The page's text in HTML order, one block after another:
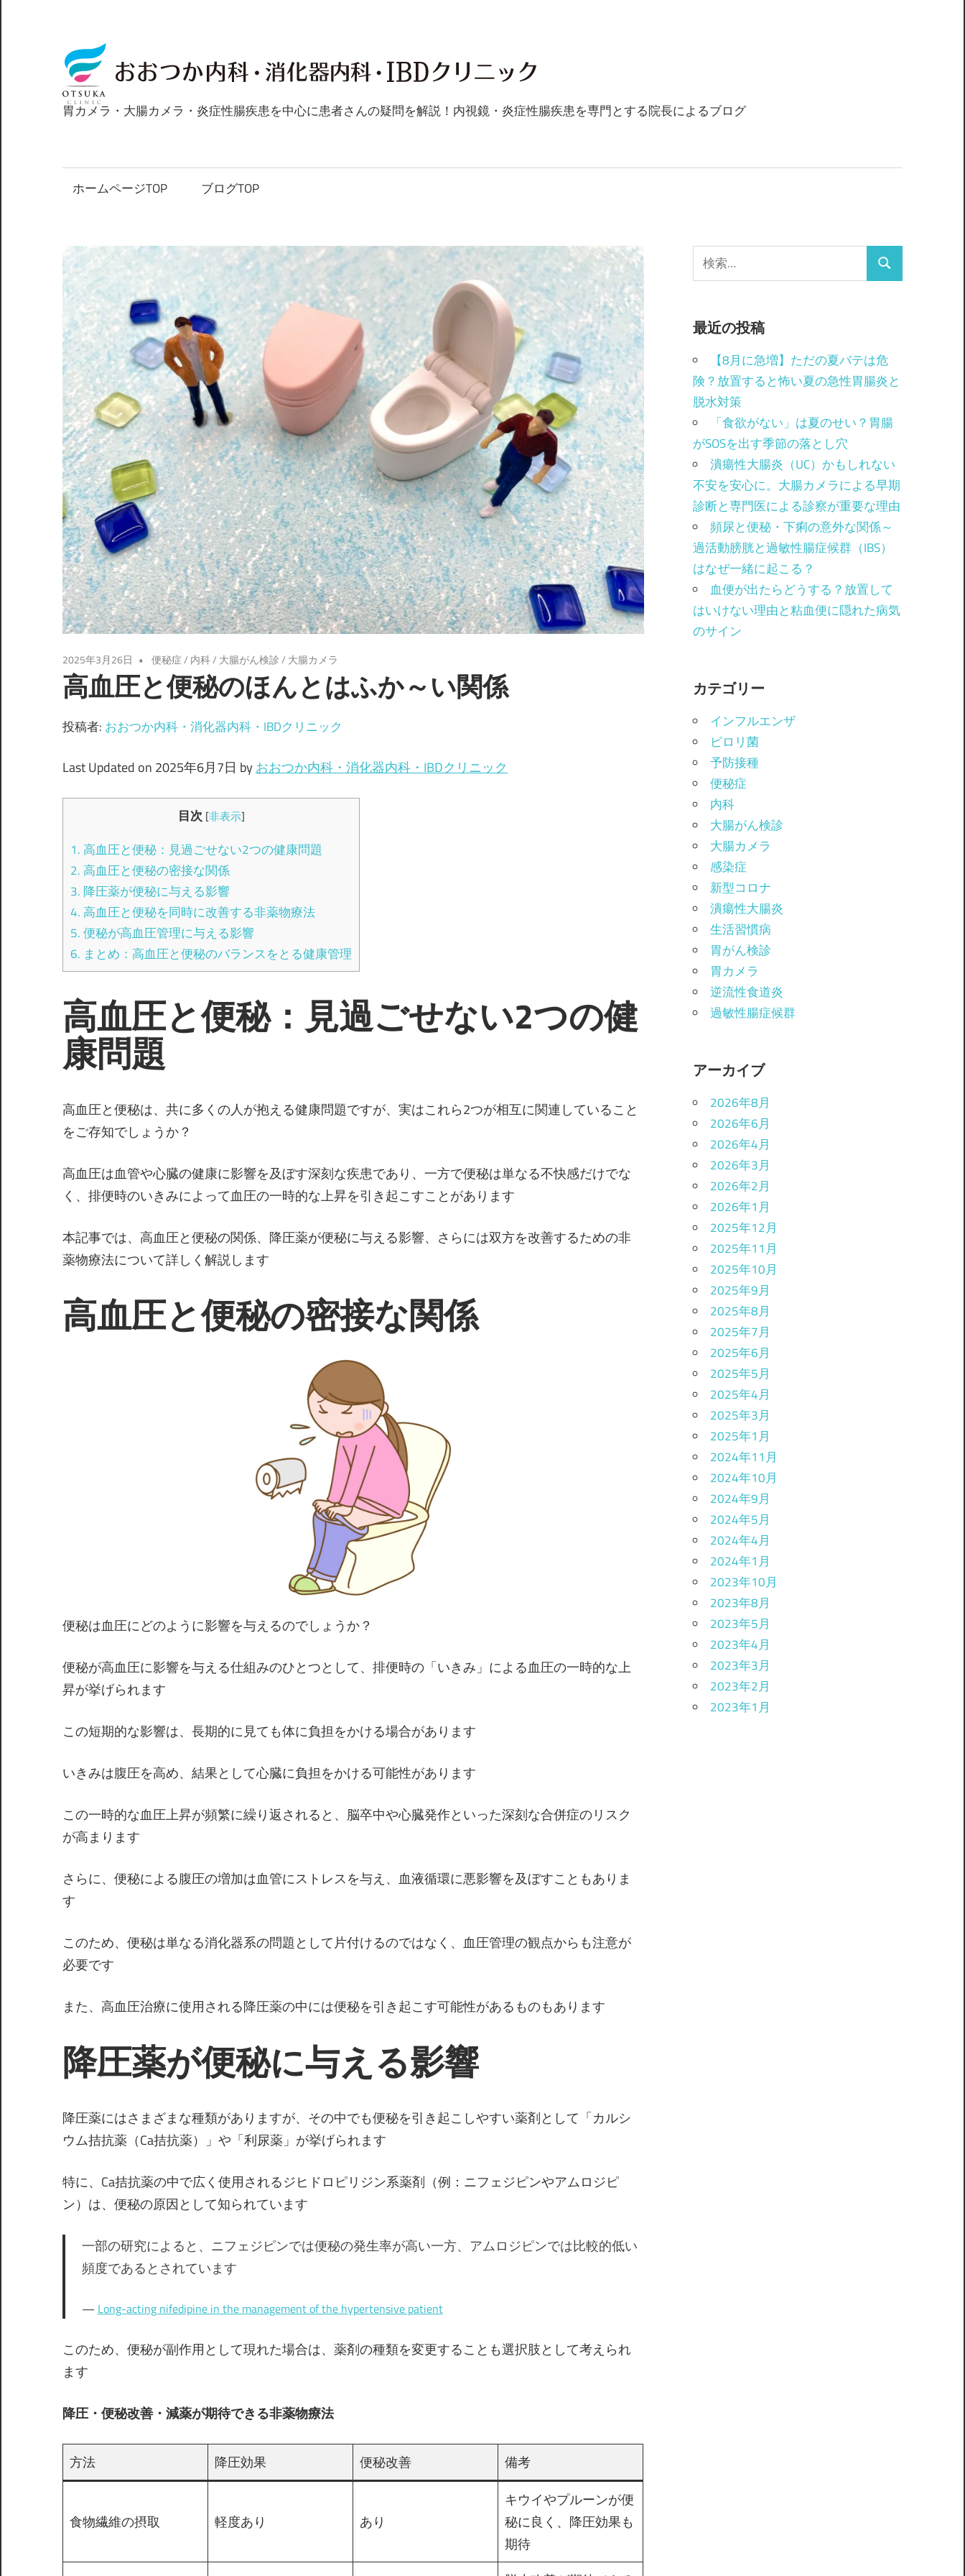
テ
ン
ツ
へ
プ
カ
大
腸
カ
メ
ラ・
炎
症
性
腸
疾
消
器
内
IBD
胃カメラ・大腸カメラ・炎症性腸疾患を中心に患者さんの疑問を解説！内視鏡・炎症性腸疾患を専門とする院長によるブログ
ホームページTOP ブログTOP
2025年3月26日 便秘症/ 内科/ 大腸がん検診/ 大腸カメラ
高血圧と便秘のほんとはふか～い関係
投稿者: おおつか内科・消化器内科・IBDクリニック
Last Updated on 2025年6月7日 byおおつか内科・消化器内科・IBDクリニック
目次 [非表示]
1.高血圧と便秘：見過ごせない2つの健康問題
2.高血圧と便秘の密接な関係
3. 降圧薬が便秘に与える影響
4.高血圧と便秘を同時に改善する非薬物療法
5.便秘が高血圧管理に与える影響
6. まとめ：高血圧と便秘のバランスをとる健康管理
高血圧と便秘：見過ごせない2つの健
康問題
高血圧と便秘は、共に多くの人が抱える健康問題ですが、実はこれら2つが相互に関連していること
をご存知でしょうか？
高血圧は血管や心臓の健康に影響を及ぼす深刻な疾患であり、一方で便秘は単なる不快感だけでな
く、排便時のいきみによって血圧の一時的な上昇を引き起こすことがあります
本記事では、高血圧と便秘の関係、降圧薬が便秘に与える影響、さらには双方を改善するための非
薬物療法について詳しく解説します
高血圧と便秘の密接な関係
便秘は血圧にどのように影響を与えるのでしょうか？
便秘が高血圧に影響を与える仕組みのひとつとして、排便時の「いきみ」による血圧の一時的な上
昇が挙げられます
この短期的な影響は、長期的に見ても体に負担をかける場合があります
いきみは腹圧を高め、結果として心臓に負担をかける可能性があります
この一時的な血圧上昇が頻繁に繰り返されると、脳卒中や心臓発作といった深刻な合併症のリスク
が高まります
さらに、便秘による腹圧の増加は血管にストレスを与え、血液循環に悪影響を及ぼすこともありま
す
このため、便秘は単なる消化器系の問題として片付けるのではなく、血圧管理の観点からも注意が
必要です
また、高血圧治療に使用される降圧薬の中には便秘を引き起こす可能性があるものもあります
降圧薬が便秘に与える影響
降圧薬にはさまざまな種類がありますが、その中でも便秘を引き起こしやすい薬剤として「カルシ
ウム拮抗薬（Ca拮抗薬）」や「利尿薬」が挙げられます
特に、Ca拮抗薬の中で広く使用されるジヒドロピリジン系薬剤（例：ニフェジピンやアムロジピ
ン）は、便秘の原因として知られています
一部の研究によると、ニフェジピンでは便秘の発生率が高い一方、アムロジピンでは比較的低い
頻度であるとされています
Long-acting nifedipine in the management of the hypertensive patient
このため、便秘が副作用として現れた場合は、薬剤の種類を変更することも選択肢として考えられ
ます
降圧・便秘改善・減薬が期待できる非薬物療法
方法 降圧効果 便秘改善 備考
食物繊維の摂取 軽度あり あり
キウイやプルーンが便
秘に良く、降圧効果も
期待
索:
検
最近の投稿
【8月に急増】ただの夏バテは危
険？放置すると怖い夏の急性胃腸炎と
脱水対策
「食欲がない」は夏のせい？胃腸
がSOSを出す季節の落とし穴
潰瘍性大腸炎（UC）かもしれない
不安を安心に。大腸カメラによる早期
診断と専門医による診察が重要な理由
頻尿と便秘・下痢の意外な関係～
過活動膀胱と過敏性腸症候群（IBS）
はなぜ一緒に起こる？
血便が出たらどうする？放置して
はいけない理由と粘血便に隠れた病気
のサイン
カテゴリー
インフルエンザ
ピロリ菌
予防接種
便秘症
内科
大腸がん検診
大腸カメラ
感染症
新型コロナ
潰瘍性大腸炎
生活習慣病
胃がん検診
胃カメラ
逆流性食道炎
過敏性腸症候群
アーカイブ
2026年8月
2026年6月
2026年4月
2026年3月
2026年2月
2026年1月
2025年12月
2025年11月
2025年10月
2025年9月
2025年8月
2025年7月
2025年6月
2025年5月
2025年4月
2025年3月
2025年1月
2024年11月
2024年10月
2024年9月
2024年5月
2024年4月
2024年1月
2023年10月
2023年8月
2023年5月
2023年4月
2023年3月
2023年2月
2023年1月